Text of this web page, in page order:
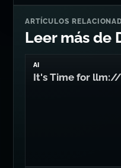
ARTÍCULOS
Leer más de
AI
It's Time for